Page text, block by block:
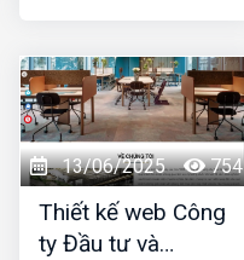
13/06/2025 754
Thiết kế web Công
ty Đầu tư và